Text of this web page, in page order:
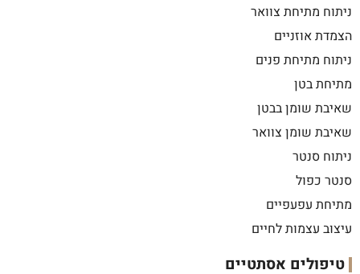
ניתוח מתיחת צוואר
הצמדת אוזניים
ניתוח מתיחת פנים
מתיחת בטן
שאיבת שומן בבטן
שאיבת שומן צוואר
ניתוח סנטר
סנטר כפול
מתיחת עפעפיים
עיצוב עצמות לחיים
טיפולים אסתטיים